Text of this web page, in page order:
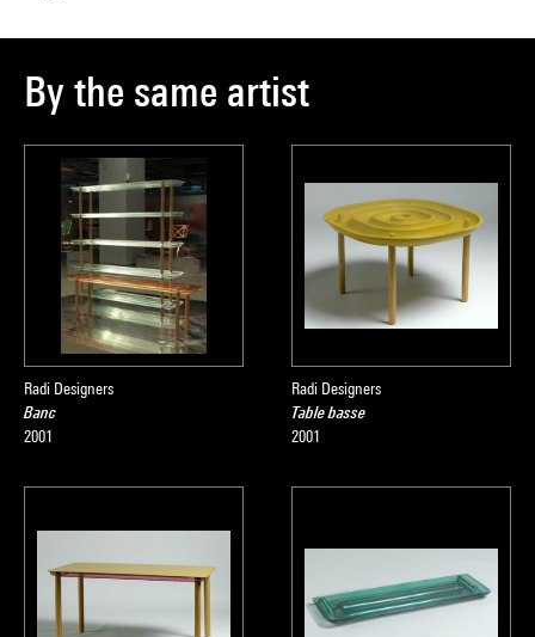
By the same artist
Radi Designers
Banc
2001
Radi Designers
Table basse
2001